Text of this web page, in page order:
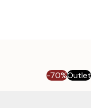
-70%Outlet